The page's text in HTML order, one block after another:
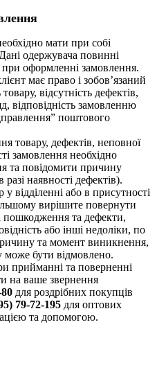
мати при собі
одержувача повинні
при оформленні замовлення.
має право і зобов’язаний
відсутність дефектів,
відповідність замовленню
поштового
товару, дефектів, неповної
замовлення необхідно
та повідомити причину
наявності дефектів).
відділенні або в присутності
вирішите повернути
пошкодження та дефекти,
або інші недоліки, по
та момент виникнення,
може бути відмовлено.
прийманні та поверненні
на ваше звернення
для роздрібних покупців
79-72-195 для оптових
та допомогою.